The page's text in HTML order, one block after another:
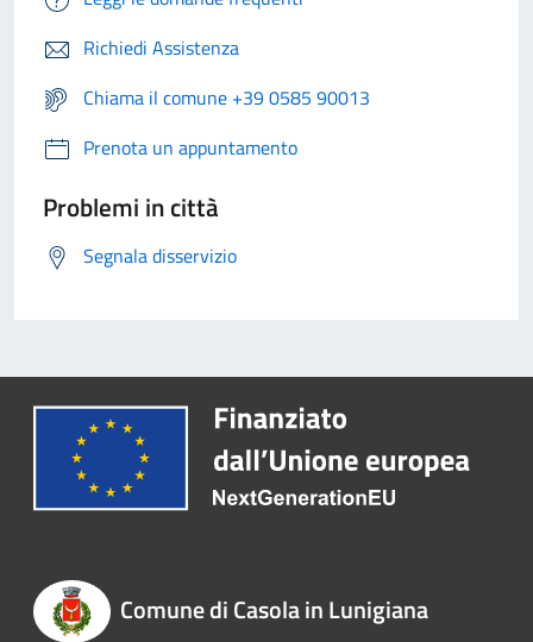
Richiedi Assistenza
Chiama il comune +39 0585 90013
Prenota un appuntamento
Problemi in città
Segnala disservizio
Comune di Casola in Lunigiana